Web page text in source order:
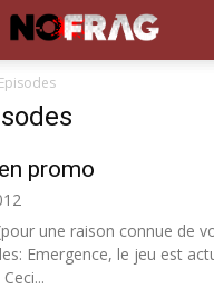
promo
une raison connue de
Emergence, le jeu est